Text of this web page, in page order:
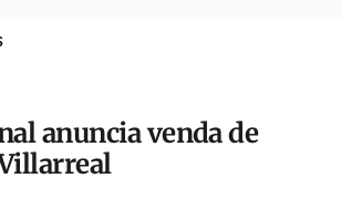
anuncia venda de